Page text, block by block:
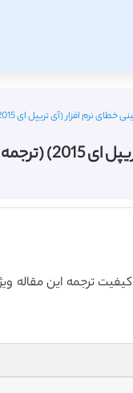
(آی تریپل ای 2015) (ترجمه ویژه – طلایی
– طلایی